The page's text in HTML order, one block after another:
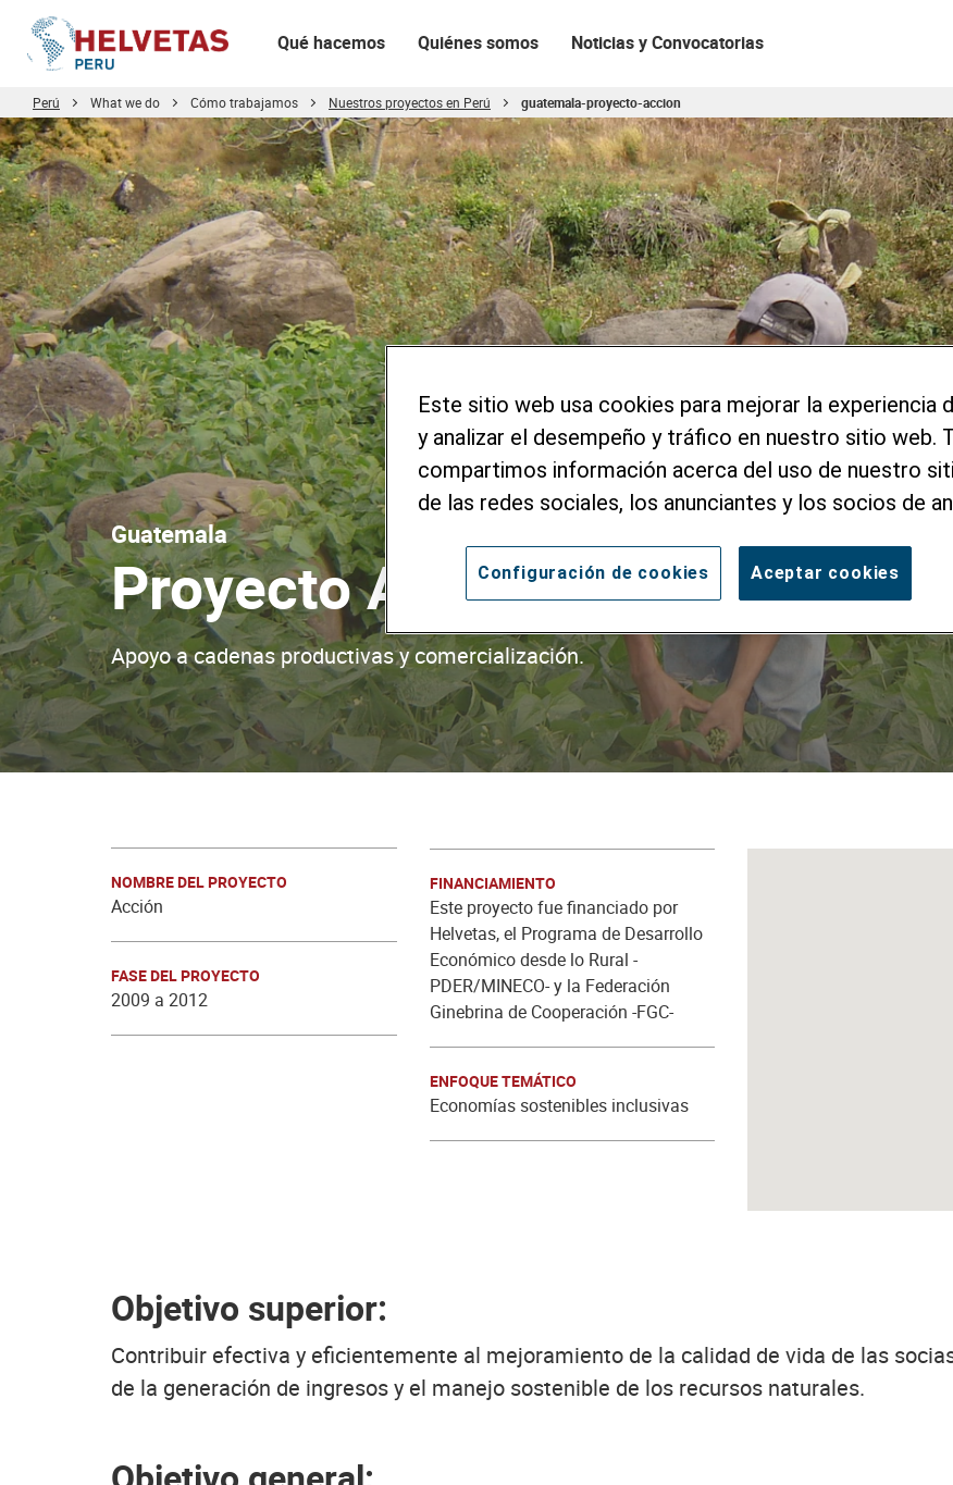
Qué hacemos Quiénes somos Noticias y Convocatorias
Perú What we do Cómo trabajamos Nuestros proyectos en Perú guatemala-proyecto-accion
Tabla de contenido
Proyecto Acción
Conoce más información sobre el proyecto
Guatemala
Proyecto Acción
Apoyo a cadenas productivas y comercialización.
NOMBRE DEL PROYECTO
Acción
FASE DEL PROYECTO
2009 a 2012
FINANCIAMIENTO
Este proyecto fue financiado por
Helvetas, el Programa de Desarrollo
Económico desde lo Rural -
PDER/MINECO- y la Federación
Ginebrina de Cooperación -FGC-
ENFOQUE TEMÁTICO
Economías sostenibles inclusivas
Objetivo superior:
Contribuir efectiva y eficientemente al mejoramiento de la calidad de vida de las
de la generación de ingresos y el manejo sostenible de los recursos naturales.
Este sitio web usa cookies para mejorar la experiencia
y analizar el desempeño y tráfico en nuestro sitio web.
compartimos información acerca del uso de nuestro
de las redes sociales, los anunciantes y los socios de
Aceptar cookies
Configuración de cookies